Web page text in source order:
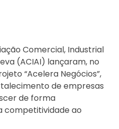
Comercial, Industrial
(ACIAI) lançaram, no
“Acelera Negócios”,
de empresas
de forma
competitividade ao